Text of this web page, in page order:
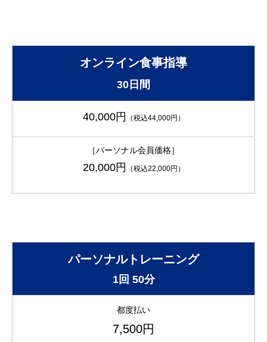
オンライン食事指導
30日間
40,000円 （税込44,000円）
［パーソナル会員価格］
20,000円 （税込22,000円）
パーソナルトレーニング
1回 50分
都度払い
7,500円